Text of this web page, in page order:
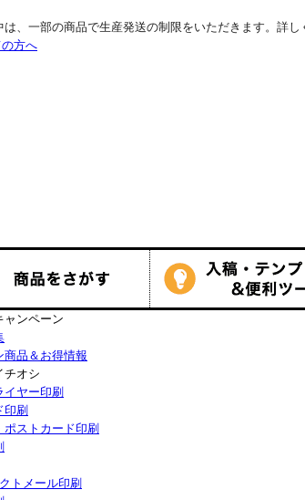
の制限をいただきます。詳しくはこちらをご覧ください
方へ
ャンペーン
商品＆お得情報
チオシ
ヤー印刷
印刷
ポストカード印刷
トメール印刷